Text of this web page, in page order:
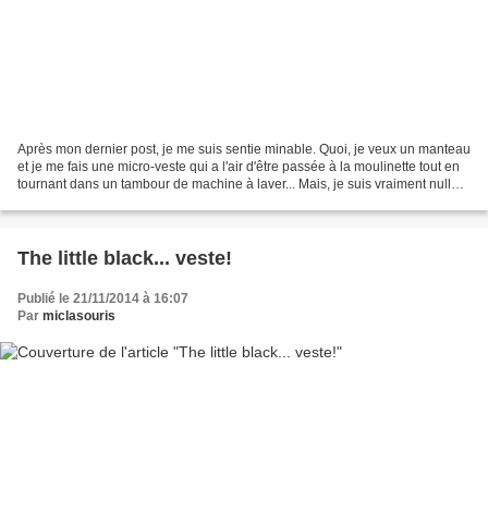
Après mon dernier post, je me suis sentie minable. Quoi, je veux un manteau
et je me fais une micro-veste qui a l'air d'être passée à la moulinette tout en
tournant dans un tambour de machine à laver... Mais, je suis vraiment nulle !
The little black... veste!
Publié le 21/11/2014 à 16:07
Par miclasouris